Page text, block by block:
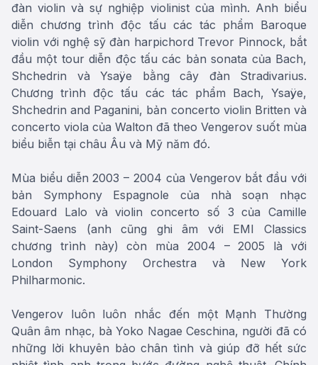
đàn violin và sự nghiệp violinist của mình. Anh biểu
diễn chương trình độc tấu các tác phẩm Baroque
violin với nghệ sỹ đàn harpichord Trevor Pinnock, bắt
đầu một tour diễn độc tấu các bản sonata của Bach,
Shchedrin và Ysaÿe bằng cây đàn Stradivarius.
Chương trình độc tấu các tác phẩm Bach, Ysaÿe,
Shchedrin and Paganini, bản concerto violin Britten và
concerto viola của Walton đã theo Vengerov suốt mùa
biểu biễn tại châu Âu và Mỹ năm đó.
Mùa biểu diễn 2003 – 2004 của Vengerov bắt đầu với
bản Symphony Espagnole của nhà soạn nhạc
Edouard Lalo và violin concerto số 3 của Camille
Saint-Saens (anh cũng ghi âm với EMI Classics
chương trình này) còn mùa 2004 – 2005 là với
London Symphony Orchestra và New York
Philharmonic.
Vengerov luôn luôn nhắc đến một Mạnh Thường
Quân âm nhạc, bà Yoko Nagae Ceschina, người đã có
những lời khuyên bảo chân tình và giúp đỡ hết sức